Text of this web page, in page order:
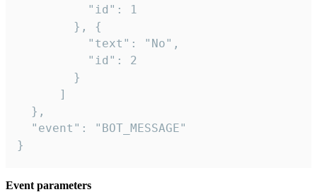
          "id": 1
        }, {
          "text": "No",
          "id": 2
        }
      ]
  },
  "event": "BOT_MESSAGE"
}
Event parameters